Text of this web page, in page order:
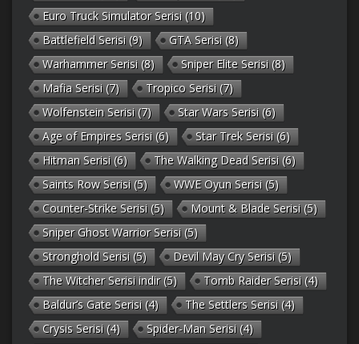
Euro Truck Simulator Serisi (10)
Battlefield Serisi (9) GTA Serisi (8)
Warhammer Serisi (8) Sniper Elite Serisi (8)
Mafia Serisi (7) Tropico Serisi (7)
Wolfenstein Serisi (7) Star Wars Serisi (6)
Age of Empires Serisi (6) Star Trek Serisi (6)
Hitman Serisi (6) The Walking Dead Serisi (6)
Saints Row Serisi (5) WWE Oyun Serisi (5)
Counter-Strike Serisi (5) Mount & Blade Serisi (5)
Sniper Ghost Warrior Serisi (5)
Stronghold Serisi (5) Devil May Cry Serisi (5)
The Witcher Serisi indir(5) Tomb Raider Serisi (4)
Baldur’s Gate Serisi (4) The Settlers Serisi (4)
Crysis Serisi (4) Spider-Man Serisi (4)